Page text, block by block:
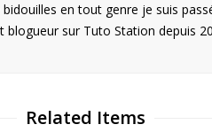
en tout genre je suis
blogueur sur Tuto Station depuis
Related Items